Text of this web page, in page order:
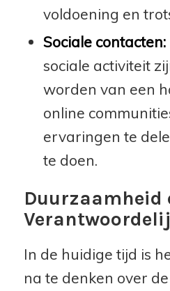
voldoening en
Sociale contacten:
sociale activiteit
worden van een
online
ervaringen te
te doen.
Duurzaamheid
In de huidige tijd is
na te denken over